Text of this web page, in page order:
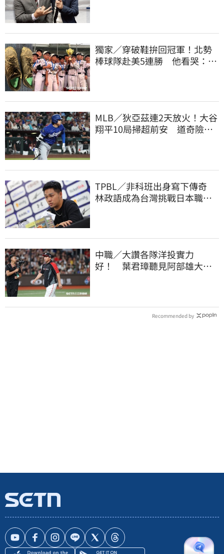
獨家／穿破鞋拚回冠軍！北勢
棒球隊赴美5連勝 他看哭：台
MLB／狄亞茲連2天放火！大谷
翔平10局掃超前安 道奇險逃9
TPBL／非科班出身寫下傳奇
林政語成為台灣挑戰日本職籃
中職／大讚各隊洋投實力
好！ 葉君璋聽見阿部雄大被
Recommended by